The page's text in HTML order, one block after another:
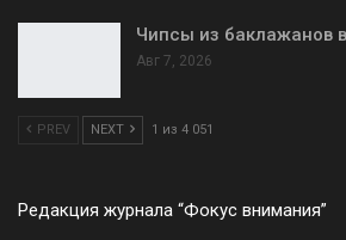
Чипсы из баклажанов
Авг 7, 2026
PREV NEXT 1 из 4 051
Редакция журнала “Фокус внимания”